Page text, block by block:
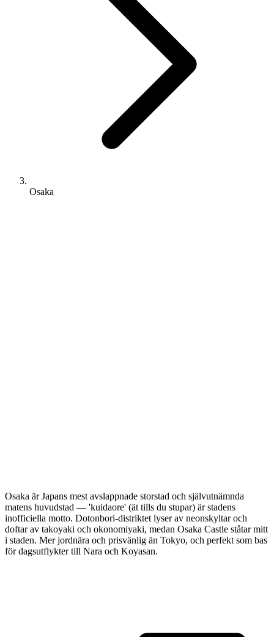
Osaka
Osaka är Japans mest avslappnade storstad och självutnämnda
matens huvudstad — 'kuidaore' (ät tills du stupar) är stadens
inofficiella motto. Dotonbori-distriktet lyser av neonskyltar och
doftar av takoyaki och okonomiyaki, medan Osaka Castle ståtar mitt
i staden. Mer jordnära och prisvänlig än Tokyo, och perfekt som bas
för dagsutflykter till Nara och Koyasan.